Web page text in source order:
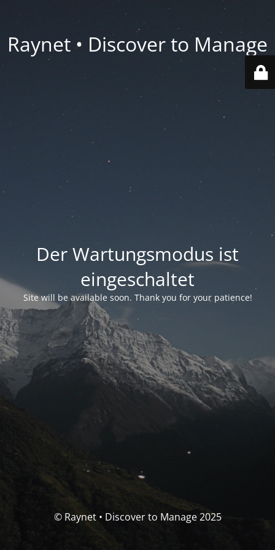
Raynet • Discover to Manage
Der Wartungsmodus ist
eingeschaltet
Site will be available soon. Thank you for your patience!
© Raynet • Discover to Manage 2025